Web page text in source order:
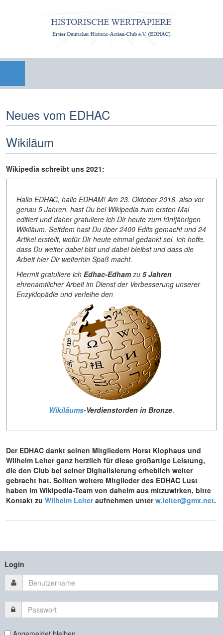
Neues vom EDHAC
Wikiläum
Wikipedia schreibt uns 2021:
Hallo EDHAC, hallo EDHAM! Am 23. Oktober 2016, also vor
genau 5 Jahren, hast Du bei Wikipedia zum ersten Mal
editiert und daher gratuliere ich Dir heute zum fünfjährigen
Wikiläum. Seitdem hast Du über 2400 Edits gemacht und 24
Artikel erstellt, wofür Dir heute einmal gedankt sei. Ich hoffe,
dass Du weiter dabei bist und dabei bleibst und dass die
Arbeit hier Dir weiterhin Spaß macht.
Hiermit gratuliere ichEdhac-Edhamzu5 Jahren
ehrenamtlicher Arbeit im Dienst der Verbesserung unserer
Enzyklopädie und verleihe den
Wikiläums-Verdienstorden in Bronze.
Der EDHAC dankt seinen Mitgliedern Horst Klophaus und
Wilhelm Leiter ganz herzlich für diese großartige Leistung,
die den Club bei seiner Digitalisierung erheblich weiter
gebracht hat. Sollten weitere Mitglieder des EDHAC Lust
haben im Wikipedia-Team von daheim aus mitzuwirken, bitte
Kontakt zuWilhelm Leiteraufnehmen unterw.leiter@gmx.net.
Login